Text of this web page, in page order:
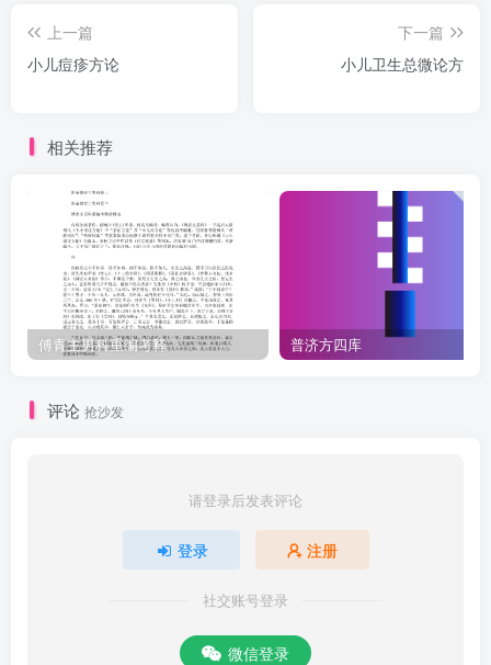
然后进药。不致小儿受苦。则推拿一道。真能操造化夺天功矣。岂不
神欤。然治当分六阴六阳。男左女右。外呼内应。三关取热。六腑取
口眼歪斜。手足掣跳。惊风呕吐。种种杂症。要而言之。止有四症。
四症分为八候。八候变为二十四惊。阳掌十八穴。阴掌九穴。筋看三
关。功效十二惊有缓急生死之症。法有捏推拿做之功。先须寻筋推
察。次用灯火按穴而行。审病针灸。对症投汤。无不随手而应。毋偏
己见。毋作聪明。因症次第。分别而施。此为不传之秘诀也。留心救
世者。曷慎勉旃。卷上
上一篇
小儿痘疹方论
下一篇
小儿卫生总微论方
相关推荐
傅青主男科重编考释 普济方四库
评论 抢沙发
请登录后发表评论
登录 注册
社交账号登录
微信登录